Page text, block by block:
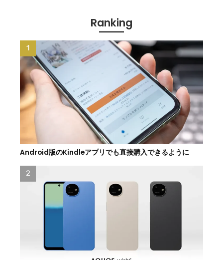
Ranking
Android版のKindleアプリでも直接購入できるように